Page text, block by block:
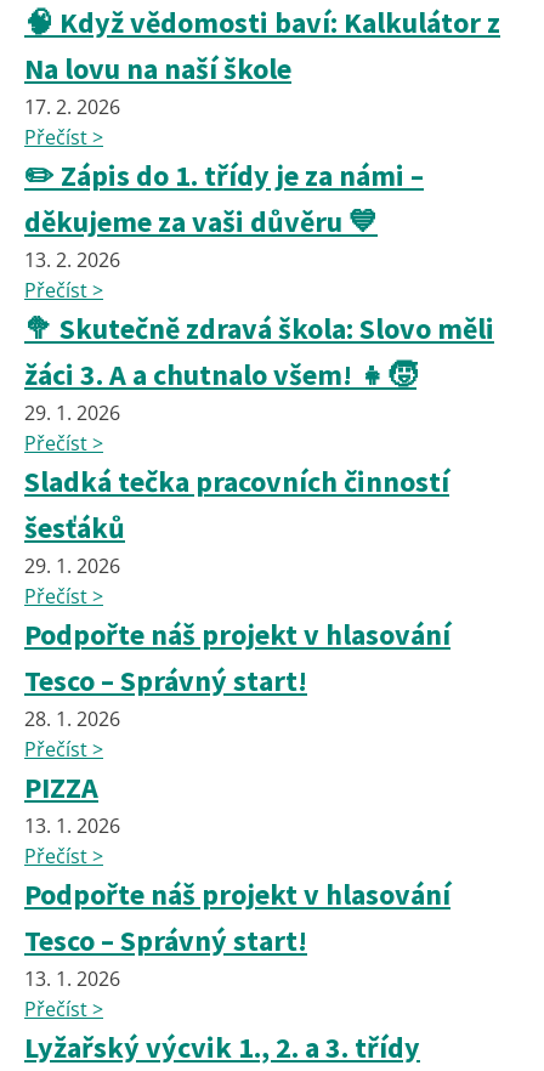
🧠 Když vědomosti baví: Kalkulátor z
Na lovu na naší škole
17. 2. 2026
Přečíst >
✏️ Zápis do 1. třídy je za námi –
děkujeme za vaši důvěru 💙
13. 2. 2026
Přečíst >
🥦 Skutečně zdravá škola: Slovo měli
žáci 3. A a chutnalo všem! 👧🧒
29. 1. 2026
Přečíst >
Sladká tečka pracovních činností
šesťáků
29. 1. 2026
Přečíst >
Podpořte náš projekt v hlasování
Tesco – Správný start!
28. 1. 2026
Přečíst >
PIZZA
13. 1. 2026
Přečíst >
Podpořte náš projekt v hlasování
Tesco – Správný start!
13. 1. 2026
Přečíst >
Lyžařský výcvik 1., 2. a 3. třídy